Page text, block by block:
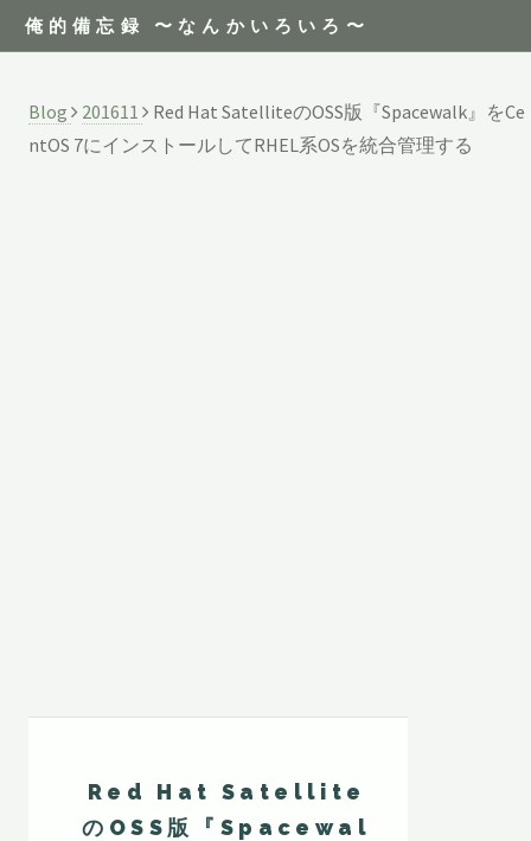
俺的備忘録 〜なんかいろいろ〜
Blog 201611
Red Hat SatelliteのOSS版『Spacewalk』をCe
ntOS 7にインストールしてRHEL系OSを統合管理する
Red Hat Satellite
のOSS版『Spacewal